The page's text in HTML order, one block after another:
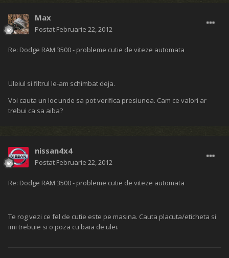
Max
Postat Februarie 22, 2012
Re: Dodge RAM 3500 - probleme cutie de viteze automata
Uleiul si filtrul le-am schimbat deja.
Voi cauta un loc unde sa pot verifica presiunea. Cam ce valori ar
trebui ca sa aiba?
nissan4x4
Postat Februarie 22, 2012
Re: Dodge RAM 3500 - probleme cutie de viteze automata
Te rog vezi ce fel de cutie este pe masina. Cauta placuta/eticheta si
imi trebuie si o poza cu baia de ulei.